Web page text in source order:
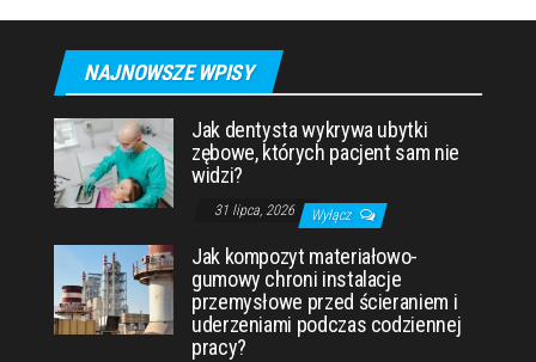
NAJNOWSZE WPISY
Jak dentysta wykrywa ubytki
zębowe, których pacjent sam nie
widzi?
31 lipca, 2026 Wyłącz
Jak kompozyt materiałowo-
gumowy chroni instalacje
przemysłowe przed ścieraniem i
uderzeniami podczas codziennej
pracy?